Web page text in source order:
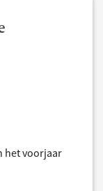
het voorjaar